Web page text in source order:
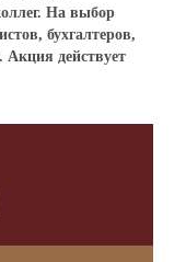
На выбор
бухгалтеров,
действует